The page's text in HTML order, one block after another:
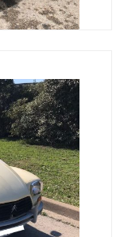
170.000 km.
de
neumaticos
buen estado.
y retenes,
Se entrega
historico.
MY 1978, [...]